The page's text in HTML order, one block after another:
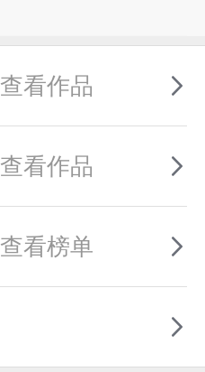
查看作品
查看作品
查看榜单